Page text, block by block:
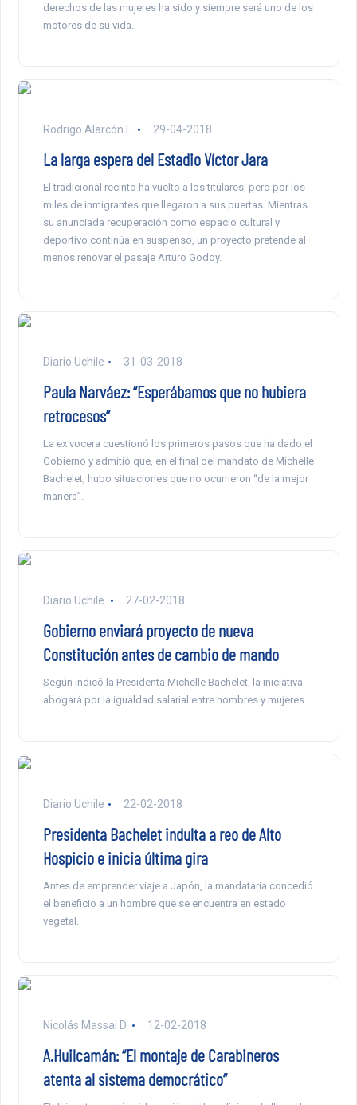
derechos de las mujeres ha sido y siempre será uno de los
motores de su vida.
Rodrigo Alarcón L. 29-04-2018
La larga espera del Estadio Víctor Jara
El tradicional recinto ha vuelto a los titulares, pero por los
miles de inmigrantes que llegaron a sus puertas. Mientras
su anunciada recuperación como espacio cultural y
deportivo continúa en suspenso, un proyecto pretende al
menos renovar el pasaje Arturo Godoy.
Diario Uchile 31-03-2018
Paula Narváez: “Esperábamos que no hubiera
retrocesos”
La ex vocera cuestionó los primeros pasos que ha dado el
Gobierno y admitió que, en el final del mandato de Michelle
Bachelet, hubo situaciones que no ocurrieron “de la mejor
manera”.
Diario Uchile 27-02-2018
Gobierno enviará proyecto de nueva
Constitución antes de cambio de mando
Según indicó la Presidenta Michelle Bachelet, la iniciativa
abogará por la igualdad salarial entre hombres y mujeres.
Diario Uchile 22-02-2018
Presidenta Bachelet indulta a reo de Alto
Hospicio e inicia última gira
Antes de emprender viaje a Japón, la mandataria concedió
el beneficio a un hombre que se encuentra en estado
vegetal.
Nicolás Massai D. 12-02-2018
A.Huilcamán: “El montaje de Carabineros
atenta al sistema democrático”